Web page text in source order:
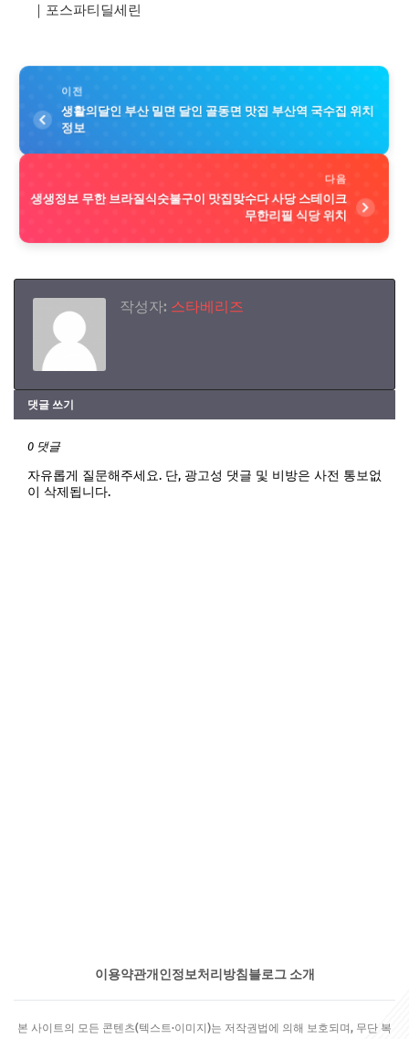
｜포스파티딜세린
이전
생활의달인 부산 밀면 달인 골동면 맛집 부산역 국수집 위치
정보
다음
생생정보 무한 브라질식숫불구이 맛집맞수다 사당 스테이크
무한리필 식당 위치
작성자: 스타베리즈
댓글 쓰기
0 댓글
자유롭게 질문해주세요. 단, 광고성 댓글 및 비방은 사전 통보없
이 삭제됩니다.
이용약관개인정보처리방침 블로그 소개
본 사이트의 모든 콘텐츠(텍스트·이미지)는 저작권법에 의해 보호되며, 무단 복